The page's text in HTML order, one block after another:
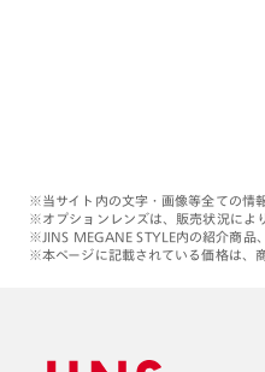
※当サイト内の文字・画像等全ての情
※オプションレンズは、販売状況によ
※JINS MEGANE STYLE内の紹介商品
※本ページに記載されている価格は、